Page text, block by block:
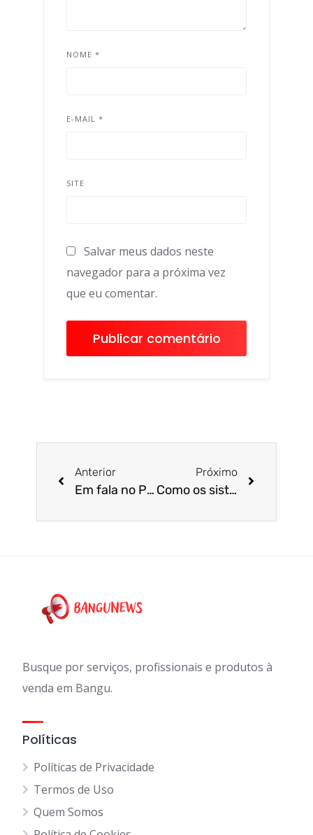
NOME *
E-MAIL *
SITE
Salvar meus dados neste
navegador para a próxima vez
que eu comentar.
Anterior
Em fala no Parlamento Europeu, Gayer denuncia situação do Brasil (veja o vídeo)
Próximo
Como os sistemas solares nascem? A ciência responde!
Busque por serviços, profissionais e produtos à
venda em Bangu.
Políticas
Políticas de Privacidade
Termos de Uso
Quem Somos